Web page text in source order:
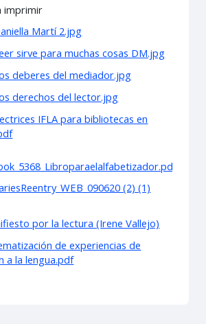
imprimir
Martí 2.jpg
sirve para muchas cosas DM.jpg
deberes del mediador.jpg
derechos del lector.jpg
IFLA para bibliotecas en
(2) (1)
por la lectura (Irene Vallejo)
de experiencias de
a la lengua.pdf